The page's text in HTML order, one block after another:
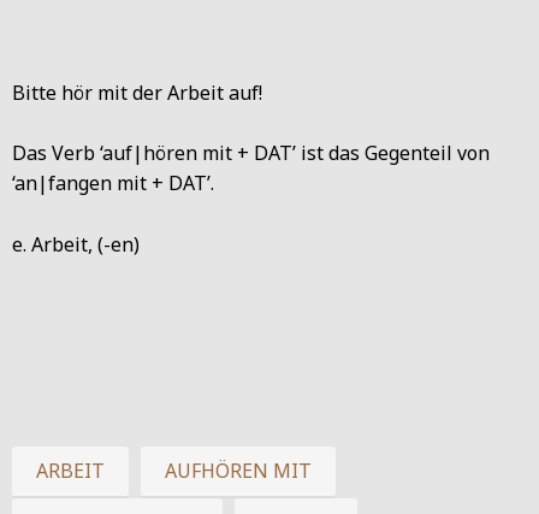
Bitte hör mit der Arbeit auf!
Das Verb ‘auf|hören mit + DAT’ ist das Gegenteil von
‘an|fangen mit + DAT’.
e. Arbeit, (-en)
ARBEIT
AUFHÖREN MIT